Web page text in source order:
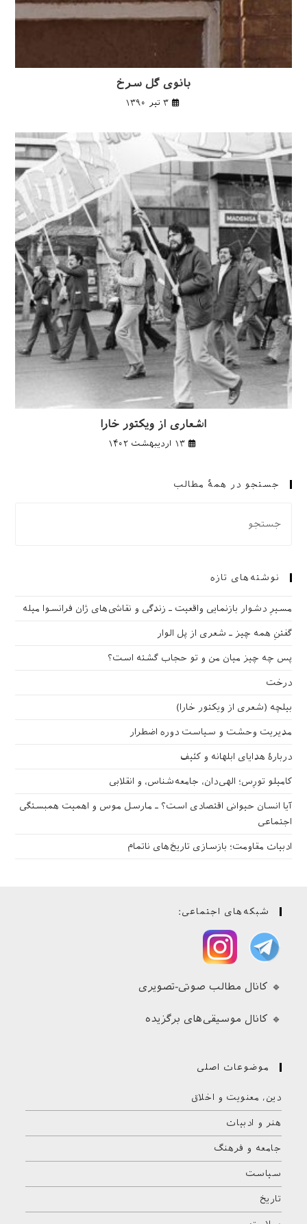
بانوی گل سرخ
۳ تیر ۱۳۹۰
اشعاری از ویکتور خارا
۱۳ اردیبهشت ۱۴۰۲
جستجو در همهٔ مطالب
نوشته‌های تازه
مسیرِ دشوار بازنمایی واقعیت ـ زندگی و نقاشی‌های ژان فرانسوا میله
گفتنِ همه چیز ـ شعری از پل الوار
پس چه چیز میان من و تو حجاب گشته است؟
درخت
بیلچه (شعری از ویکتور خارا)
مدیریت وحشت و سیاست دوره اضطرار
دربارهٔ هدایای ابلهانه و کثیف
کامیلو تورِس؛ الهی‌دان، جامعه‌شناس، و انقلابی
آیا انسان حیوانی اقتصادی است؟ ـ مارسل موس و اهمیت همبستگی
اجتماعی
ادبیات مقاومت؛ بازسازی تاریخ‌های ناتمام
شبکه‌های اجتماعی:
🔹 کانال مطالب صوتی-تصویری
🔹 کانال موسیقی‌های برگزیده
موضوعات اصلی
دین، معنویت و اخلاق
هنر و ادبیات
جامعه و فرهنگ
سیاست
تاریخ